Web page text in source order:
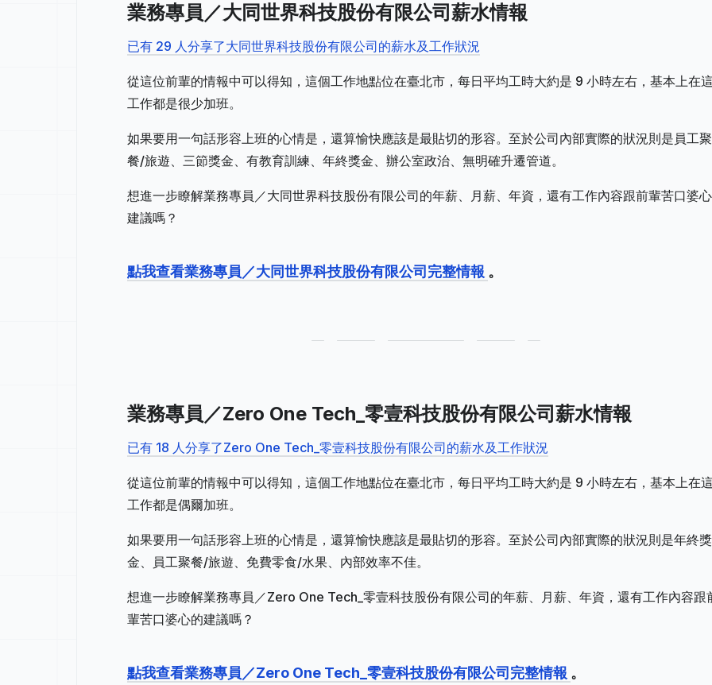
業務專員／大同世界科技股份有限公司薪水情報
已有 29 人分享了大同世界科技股份有限公司的薪水及工作狀況
從這位前輩的情報中可以得知，這個工作地點位在臺北市，每日平均工時大約是 9 小時左右，基本上在
工作都是很少加班。
如果要用一句話形容上班的心情是，還算愉快應該是最貼切的形容。至於公司內部實際的狀況則是員工聚
餐/旅遊、三節獎金、有教育訓練、年終獎金、辦公室政治、無明確升遷管道。
想進一步瞭解業務專員／大同世界科技股份有限公司的年薪、月薪、年資，還有工作內容跟前輩苦口婆
建議嗎？
點我查看業務專員／大同世界科技股份有限公司完整情報 。
業務專員／Zero One Tech_零壹科技股份有限公司薪水情報
已有 18 人分享了Zero One Tech_零壹科技股份有限公司的薪水及工作狀況
從這位前輩的情報中可以得知，這個工作地點位在臺北市，每日平均工時大約是 9 小時左右，基本上在
工作都是偶爾加班。
如果要用一句話形容上班的心情是，還算愉快應該是最貼切的形容。至於公司內部實際的狀況則是年終獎
金、員工聚餐/旅遊、免費零食/水果、內部效率不佳。
想進一步瞭解業務專員／Zero One Tech_零壹科技股份有限公司的年薪、月薪、年資，還有工作內容跟
輩苦口婆心的建議嗎？
點我查看業務專員／Zero One Tech_零壹科技股份有限公司完整情報 。